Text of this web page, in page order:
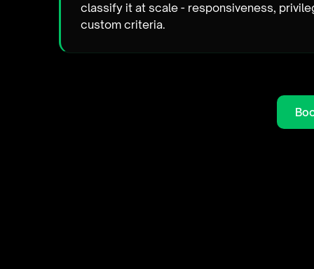
classify it at scale - responsiveness,
custom criteria.